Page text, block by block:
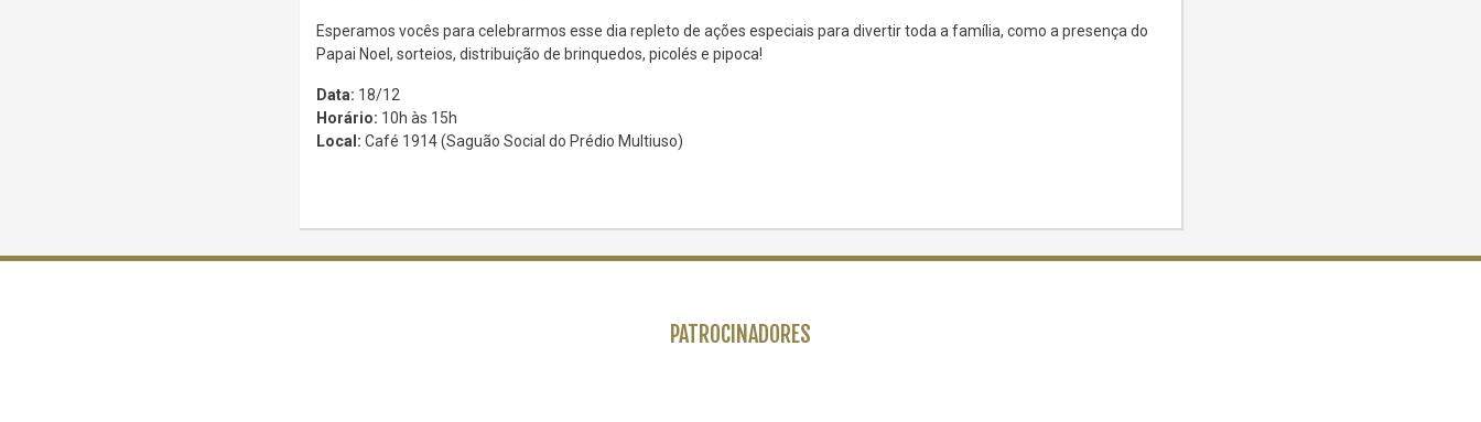
Esperamos vocês para celebrarmos esse dia repleto de ações especiais para divertir toda a família, como a presença do
Papai Noel, sorteios, distribuição de brinquedos, picolés e pipoca!
Data: 18/12
Horário: 10h às 15h
Local: Café 1914 (Saguão Social do Prédio Multiuso)
PATROCINADORES